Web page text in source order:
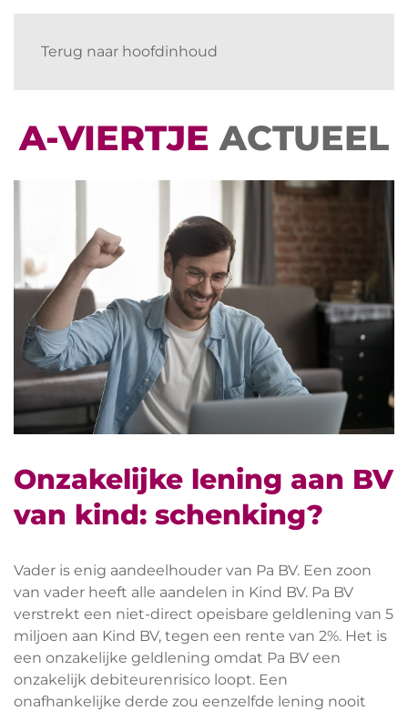
Terug naar hoofdinhoud
A-VIERTJEACTUEEL
Onzakelijke lening aan BV
van kind: schenking?
Vader is enig aandeelhouder van Pa BV. Een zoon
van vader heeft alle aandelen in Kind BV. Pa BV
verstrekt een niet-direct opeisbare geldlening van 5
miljoen aan Kind BV, tegen een rente van 2%. Het is
een onzakelijke geldlening omdat Pa BV een
onzakelijk debiteurenrisico loopt. Een
onafhankelijke derde zou eenzelfde lening nooit